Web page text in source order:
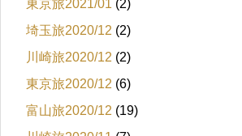
東京旅2021/01 (2)
埼玉旅2020/12 (2)
川崎旅2020/12 (2)
東京旅2020/12 (6)
富山旅2020/12 (19)